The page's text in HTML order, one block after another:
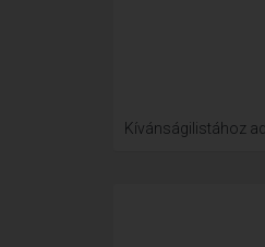
Kívánságilistához ad